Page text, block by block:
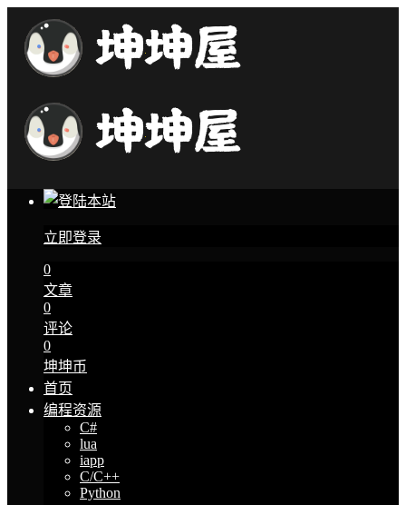
立即登录
0
文章
0
评论
0
坤坤币
首页
编程资源
C#
lua
iapp
C/C++
Python